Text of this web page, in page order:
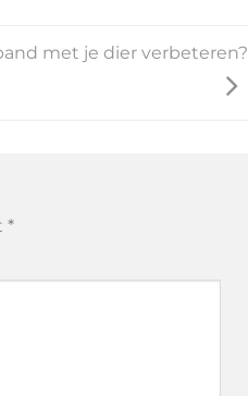
met je dier verbeteren?
*